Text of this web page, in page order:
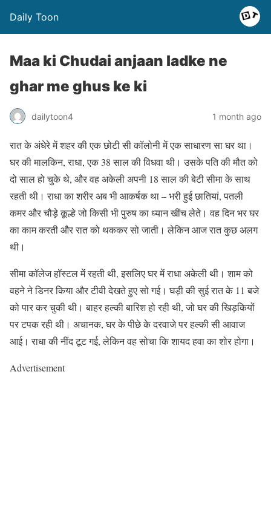
Daily Toon
Maa ki Chudai anjaan ladke ne
ghar me ghus ke ki
dailytoon4 1 month ago
रात के अंधेरे में शहर की एक छोटी सी कॉलोनी में एक साधारण सा घर था।
घर की मालकिन, राधा, एक 38 साल की विधवा थी। उसके पति की मौत को
दो साल हो चुके थे, और वह अकेली अपनी 18 साल की बेटी सीमा के साथ
रहती थी। राधा का शरीर अब भी आकर्षक था – भरी हुई छातियां, पतली
कमर और चौड़े कूल्हे जो किसी भी पुरुष का ध्यान खींच लेते। वह दिन भर घर
का काम करती और रात को थककर सो जाती। लेकिन आज रात कुछ अलग
थी।
सीमा कॉलेज हॉस्टल में रहती थी, इसलिए घर में राधा अकेली थी। शाम को
वहने ने डिनर किया और टीवी देखते हुए सो गई। घड़ी की सुई रात के 11 बजे
को पार कर चुकी थी। बाहर हल्की बारिश हो रही थी, जो घर की खिड़कियों
पर टपक रही थी। अचानक, घर के पीछे के दरवाजे पर हल्की सी आवाज
आई। राधा की नींद टूट गई, लेकिन वह सोचा कि शायद हवा का शोर होगा।
Advertisement